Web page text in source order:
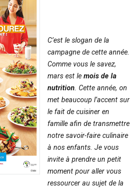
C’est le slogan de la
campagne de cette année.
Comme vous le savez,
mars est le mois de la
nutrition. Cette année, on
met beaucoup l’accent sur
le fait de cuisiner en
famille afin de transmettre
notre savoir-faire culinaire
à nos enfants. Je vous
invite à prendre un petit
moment pour aller vous
ressourcer au sujet de la